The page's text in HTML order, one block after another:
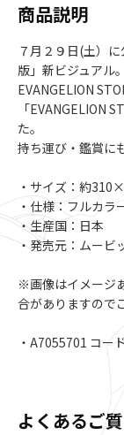
商品説明
７月２９日(土）
版」新ビジュアル。
EVANGELION
「EVANGELION
た。
持ち運び・鑑賞に
・サイズ：約
・仕様：フルカラ
・生産国：日本
・発売元：ムービ
※画像はイメージ
合がありますので
・A7055701 コー
よくあるご